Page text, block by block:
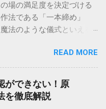
大手運送会社です。特に
の輸送において圧倒的な
合、他の宅配業者と少し
た各拠点が配送をコント
合わせた柔軟な相談がし
今抱えている悩みがどの
いきましょう。 1. 荷物の
場の満足度を決定づける
法である「一本締め」
法のような儀式といえる
不安を感じる方も多いは
らカジュアルな集まりま
振る舞えるための「一本
的なセリフ例まで丁寧に
質と効果 一本締めは、単
READ MORE
ができない！原
を徹底解説